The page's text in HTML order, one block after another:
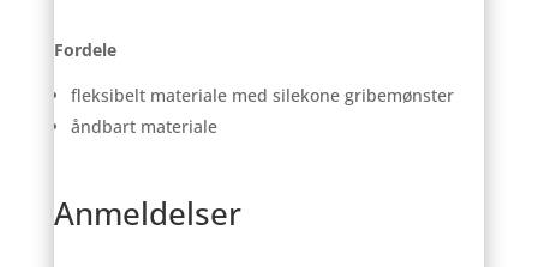
Fordele
fleksibelt materiale med silekone gribemønster
åndbart materiale
Anmeldelser